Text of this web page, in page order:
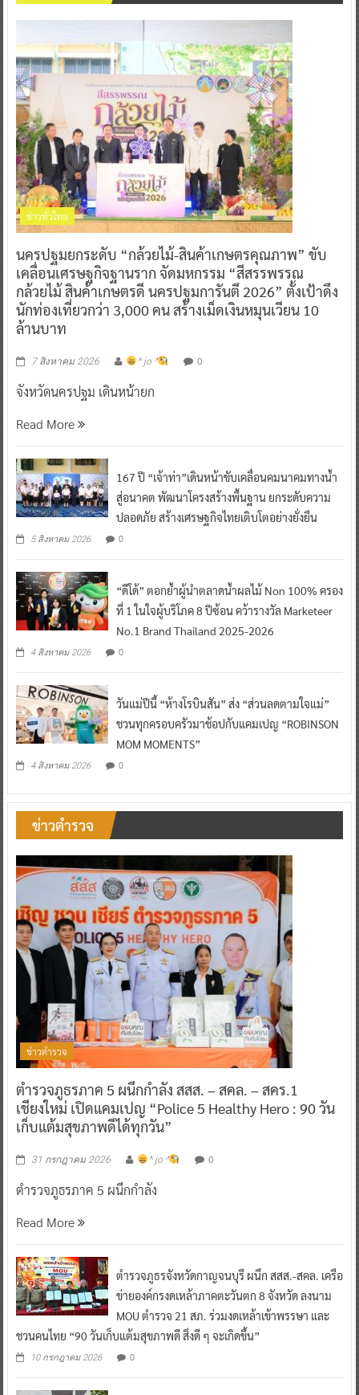
ข่าวทั่วไทย
นครปฐมยกระดับ “กล้วยไม้-สินค้าเกษตรคุณภาพ” ขับ
เคลื่อนเศรษฐกิจฐานราก จัดมหกรรม “สีสรรพรรณ
กล้วยไม้ สินค้าเกษตรดี นครปฐมการันตี 2026” ตั้งเป้าดึง
นักท่องเที่ยวกว่า 3,000 คน สร้างเม็ดเงินหมุนเวียน 10
ล้านบาท
7 สิงหาคม 2026 ^ jo ^ 0
จังหวัดนครปฐม เดินหน้ายก
Read More
167 ปี “เจ้าท่า”เดินหน้าขับเคลื่อนคมนาคมทางน้ำ
สู่อนาคต พัฒนาโครงสร้างพื้นฐาน ยกระดับความ
ปลอดภัย สร้างเศรษฐกิจไทยเติบโตอย่างยั่งยืน
5 สิงหาคม 2026 0
“ดีโด้” ตอกย้ำผู้นำตลาดน้ำผลไม้ Non 100% ครอง
ที่ 1 ในใจผู้บริโภค 8 ปีซ้อน คว้ารางวัล Marketeer
No.1 Brand Thailand 2025-2026
4 สิงหาคม 2026 0
วันแม่ปีนี้ “ห้างโรบินสัน” ส่ง “ส่วนลดตามใจแม่”
ชวนทุกครอบครัวมาช้อปกับแคมเปญ “ROBINSON
MOM MOMENTS”
4 สิงหาคม 2026 0
ข่าวตำรวจ
ข่าวตำรวจ
ตำรวจภูธรภาค 5 ผนึกกำลัง สสส. – สคล. – สคร.1
เชียงใหม่ เปิดแคมเปญ “Police 5 Healthy Hero : 90 วัน
เก็บแต้มสุขภาพดีได้ทุกวัน”
31 กรกฎาคม 2026 ^ jo ^ 0
ตำรวจภูธรภาค 5 ผนึกกำลัง
Read More
ตำรวจภูธรจังหวัดกาญจนบุรี ผนึก สสส.-สคล. เครือ
ข่ายองค์กรงดเหล้าภาคตะวันตก 8 จังหวัด ลงนาม
MOU ตำรวจ 21 สภ. ร่วมงดเหล้าเข้าพรรษา และ
ชวนคนไทย “90 วันเก็บแต้มสุขภาพดี สิ่งดี ๆ จะเกิดขึ้น”
10 กรกฎาคม 2026 0